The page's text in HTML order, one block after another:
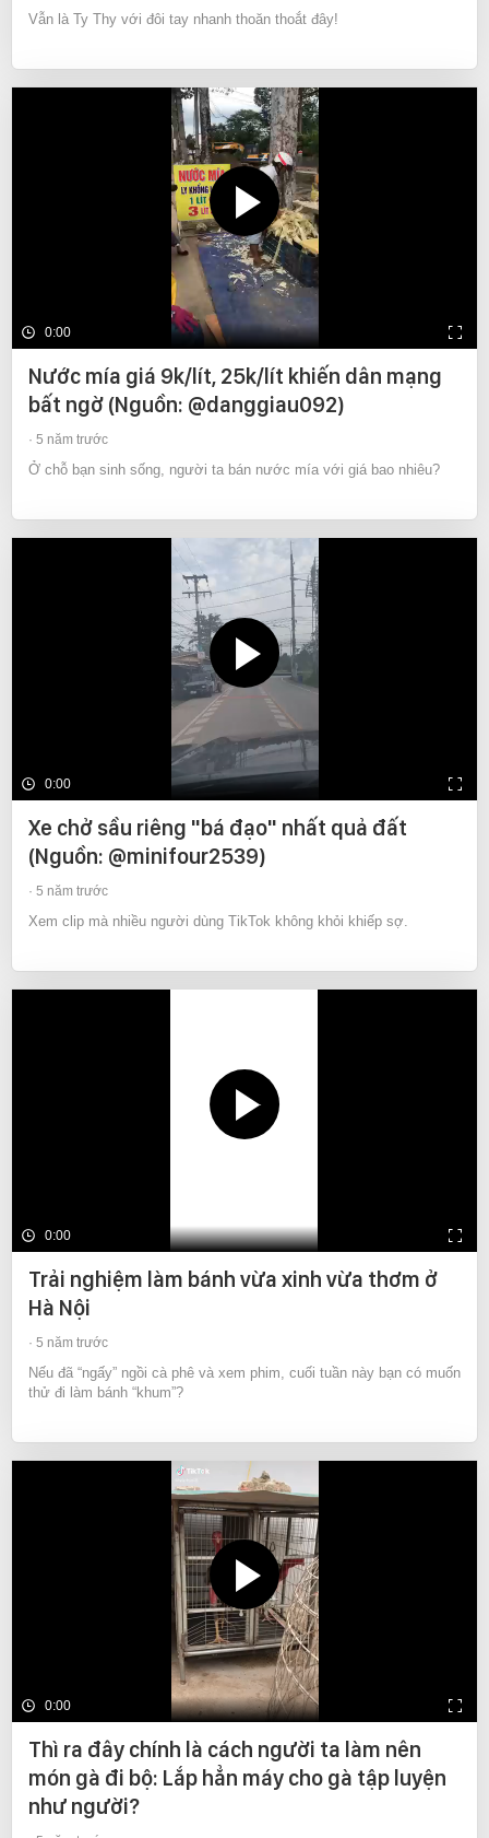
Vẫn là Ty Thy với đôi tay nhanh thoăn thoắt đây!
0:00
Nước mía giá 9k/lít, 25k/lít khiến dân mạng
bất ngờ (Nguồn: @danggiau092)
5 năm trước
Ở chỗ bạn sinh sống, người ta bán nước mía với giá bao nhiêu?
0:00
Xe chở sầu riêng "bá đạo" nhất quả đất
(Nguồn: @minifour2539)
5 năm trước
Xem clip mà nhiều người dùng TikTok không khỏi khiếp sợ.
0:00
Trải nghiệm làm bánh vừa xinh vừa thơm ở
Hà Nội
5 năm trước
Nếu đã “ngấy” ngồi cà phê và xem phim, cuối tuần này bạn có muốn
thử đi làm bánh “khum”?
0:00
Thì ra đây chính là cách người ta làm nên
món gà đi bộ: Lắp hẳn máy cho gà tập luyện
như người?